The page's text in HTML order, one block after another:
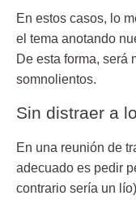
En estos casos, lo
el tema anotando
De esta forma, será
somnolientos.
Sin distraer a
En una reunión de
adecuado es pedir
contrario sería un